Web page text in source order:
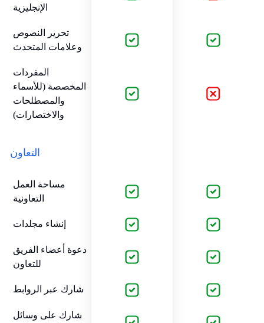
الإنجليزية
تحرير النصوص
وعلامات المتحدث
المفردات
المخصصة (للأسماء
والمصطلحات
والاختصارات)
التعاون
مساحة العمل
التعاونية
إنشاء مجلدات
دعوة أعضاء الفريق
للتعاون
شارك عبر الروابط
شارك على وسائل